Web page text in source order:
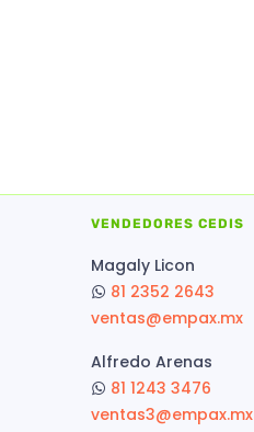
VENDEDORES CEDIS
Magaly Licon
81 2352 2643
ventas@empax.mx
Alfredo Arenas
81 1243 3476
ventas3@empax.mx